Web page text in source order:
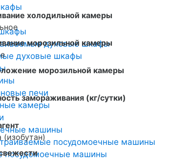
духовые шкафы
духовые шкафы
печи
камеры
машины
посудомоечные машины
посудомоечные машины
холодильной камеры
морозильной камеры
морозильной камеры
замораживания (кг/сутки)
(изобутан)